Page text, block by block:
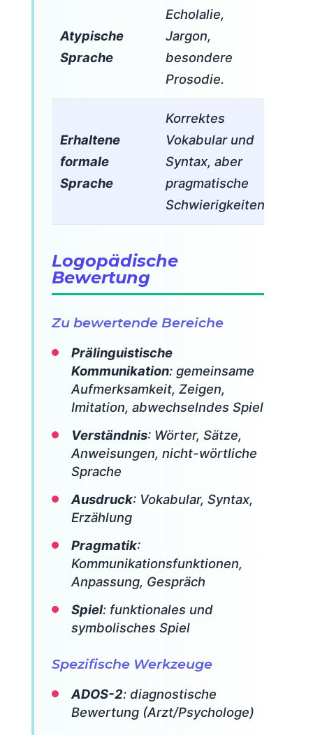
Atypische
Sprache
Echolalie,
Jargon,
besondere
Prosodie.
Erhaltene
formale
Sprache
Korrektes
Vokabular und
Syntax, aber
pragmatische
Schwierigkeiten.
Logopädische
Bewertung
Zu bewertende Bereiche
Prälinguistische
Kommunikation: gemeinsame
Aufmerksamkeit, Zeigen,
Imitation, abwechselndes Spiel
Verständnis: Wörter, Sätze,
Anweisungen, nicht-wörtliche
Sprache
Ausdruck: Vokabular, Syntax,
Erzählung
Pragmatik:
Kommunikationsfunktionen,
Anpassung, Gespräch
Spiel: funktionales und
symbolisches Spiel
Spezifische Werkzeuge
ADOS-2: diagnostische
Bewertung (Arzt/Psychologe)